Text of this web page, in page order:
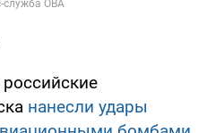
нанесли удары